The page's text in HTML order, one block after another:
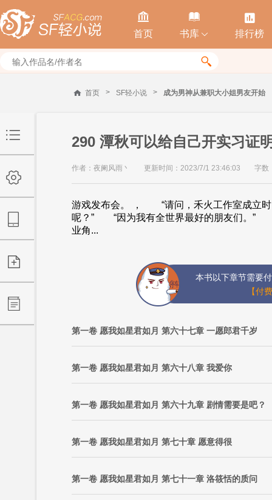

首页

书库 

排行榜

首页 > SF轻小说 > 成为男神从兼职大小姐男友开始
290 潭秋可以给自己开实习证
作者：夜阑风雨丶 更新时间：2023/7/1 23:46:03 字数
游戏发布会。 ， “请问，禾火工作室成立时
呢？” “因为我有全世界最好的朋友们。”
业角...
本书以下章节需要
【付
第一卷 愿我如星君如月 第六十七章 一愿郎君千岁
第一卷 愿我如星君如月 第六十八章 我爱你
第一卷 愿我如星君如月 第六十九章 剧情需要是吧？
第一卷 愿我如星君如月 第七十章 愿意得很
第一卷 愿我如星君如月 第七十一章 洛筱恬的质问